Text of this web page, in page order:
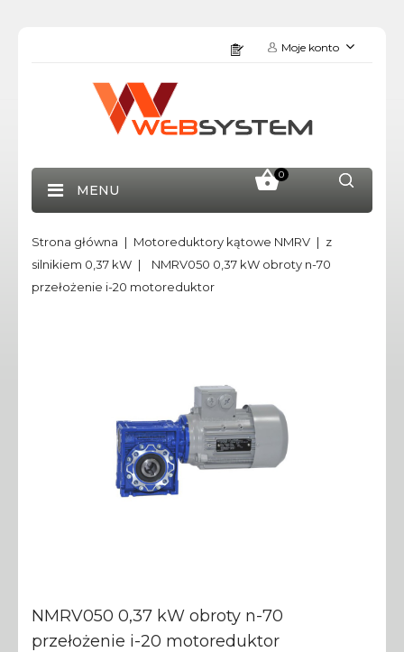
Moje konto
0
MENU
Strona główna Motoreduktory kątowe NMRV
z
silnikiem 0,37 kW
NMRV050 0,37 kW obroty n-70
przełożenie i-20 motoreduktor
NMRV050 0,37 kW obroty n-70
przełożenie i-20 motoreduktor